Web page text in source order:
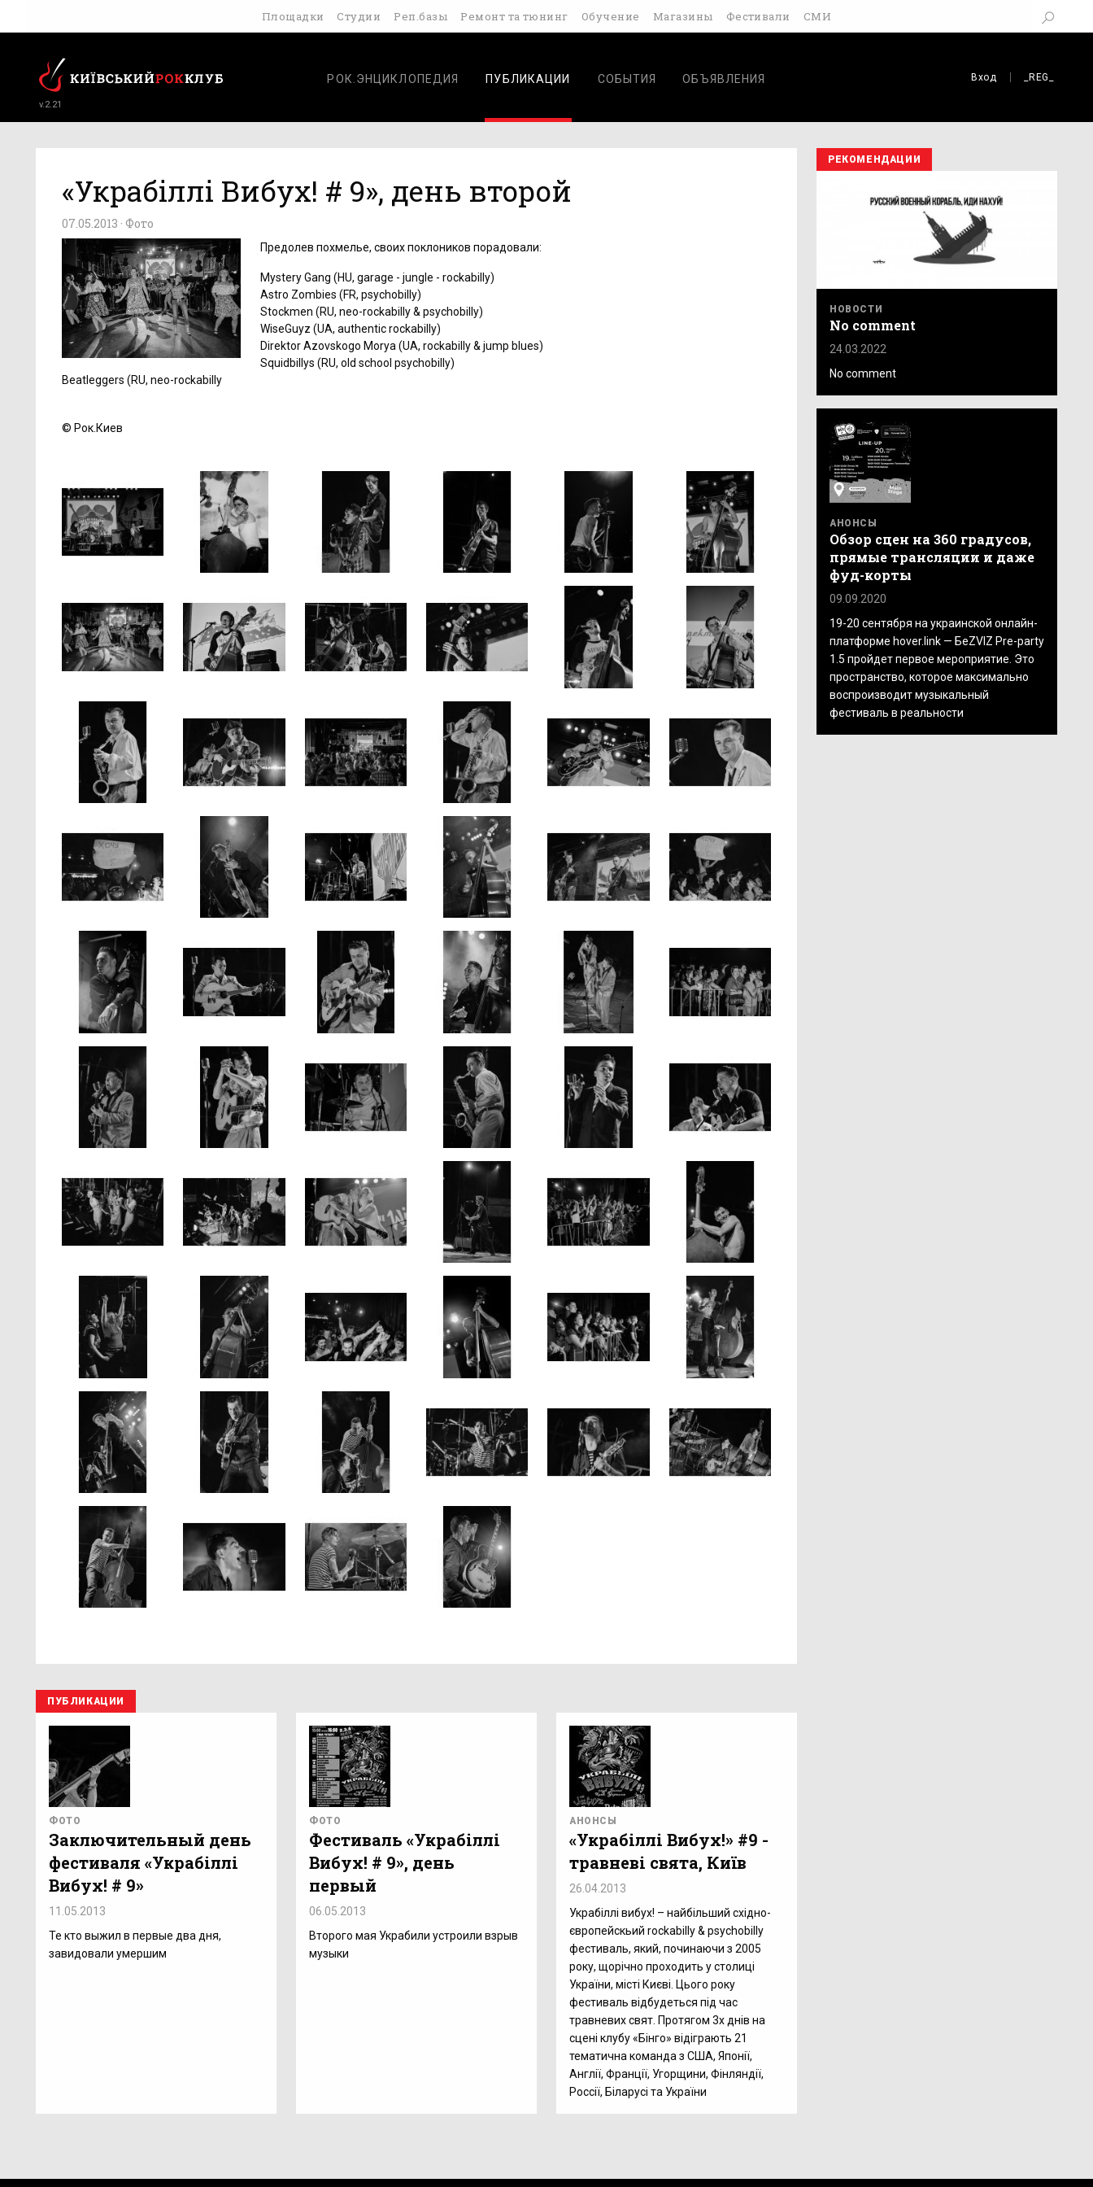
Площадки Студии Реп.базы Ремонт та тюнинг Обучение Магазины Фестивали СМИ
v.2.21
РОК.ЭНЦИКЛОПЕДИЯ ПУБЛИКАЦИИ СОБЫТИЯ ОБЪЯВЛЕНИЯ Вход _REG_
«Украбіллі Вибух! # 9», день второй
07.05.2013 · Фото
Предолев похмелье, своих поклоников порадовали:
Mystery Gang (HU, garage - jungle - rockabilly)
Astro Zombies (FR, psychobilly)
Stockmen (RU, neo-rockabilly & psychobilly)
WiseGuyz (UA, authentic rockabilly)
Direktor Azovskogo Morya (UA, rockabilly & jump blues)
Squidbillys (RU, old school psychobilly)
Beatleggers (RU, neo-rockabilly
© Рок.Киев
ПУБЛИКАЦИИ
ФОТО
Заключительный день
фестиваля «Украбіллі
Вибух! # 9»
11.05.2013
Те кто выжил в первые два дня,
завидовали умершим
ФОТО
Фестиваль «Украбіллі
Вибух! # 9», день
первый
06.05.2013
Второго мая Украбили устроили взрыв
музыки
АНОНСЫ
«Украбіллі Вибух!» #9 -
травневі свята, Київ
26.04.2013
Украбіллі вибух! – найбільший східно-
європейскьий rockabilly & psychobilly
фестиваль, який, починаючи з 2005
року, щорічно проходить у столиці
України, місті Києві. Цього року
фестиваль відбудеться під час
травневих свят. Протягом 3х днів на
сцені клубу «Бінго» відіграють 21
тематична команда з США, Японії,
Англії, Франції, Угорщини, Фінляндії,
Россії, Біларусі та України
РЕКОМЕНДАЦИИ
НОВОСТИ
No comment
24.03.2022
No comment
АНОНСЫ
Обзор сцен на 360 градусов,
прямые трансляции и даже
фуд-корты
09.09.2020
19-20 сентября на украинской онлайн-
платформе hover.link — БеZVIZ Pre-party
1.5 пройдет первое мероприятие. Это
пространство, которое максимально
воспроизводит музыкальный
фестиваль в реальности